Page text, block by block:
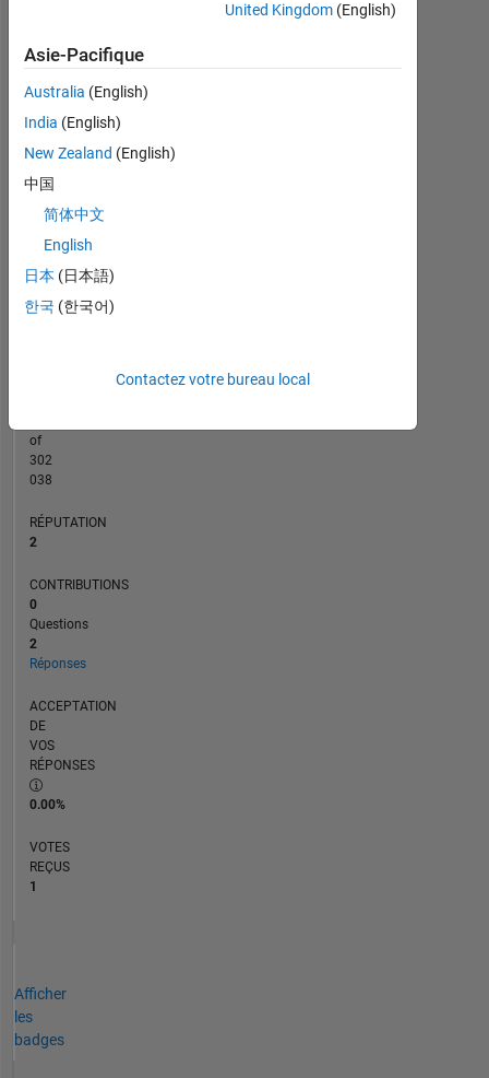
CONTRIBUTIONS
-2
-1 2
3
08/20
04/21
12/21
08/22
04/23
08/24
04/25
12/25
08/26
05/21
02/22
11/22
08/23
05/24
02/25
11/25
of
302
038
RÉPUTATION
2
CONTRIBUTIONS
0
Questions
2
Réponses
ACCEPTATION
DE
VOS
RÉPONSES
0.00%
VOTES
REÇUS
1
Afficher
les
badges
United Kingdom(English)
Asie-Pacifique
Australia (English)
India (English)
New Zealand (English)
中国
简体中文
English
日本 (日本語)
한국 (한국어)
Contactez votre bureau local